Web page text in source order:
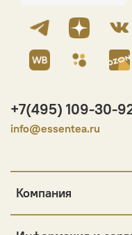
Компания
+7(495) 109-30-
info@essentea.ru